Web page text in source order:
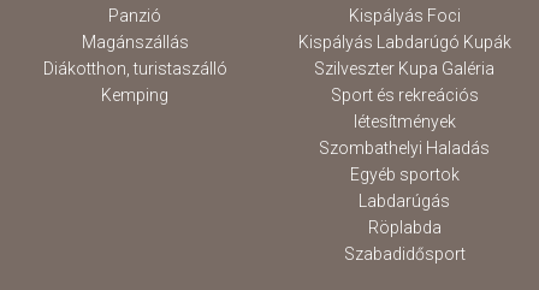
Panzió
Magánszállás
Diákotthon, turistaszálló
Kemping
Kispályás Foci
Kispályás Labdarúgó Kupák
Szilveszter Kupa Galéria
Sport és rekreációs
létesítmények
Szombathelyi Haladás
Egyéb sportok
Labdarúgás
Röplabda
Szabadidősport